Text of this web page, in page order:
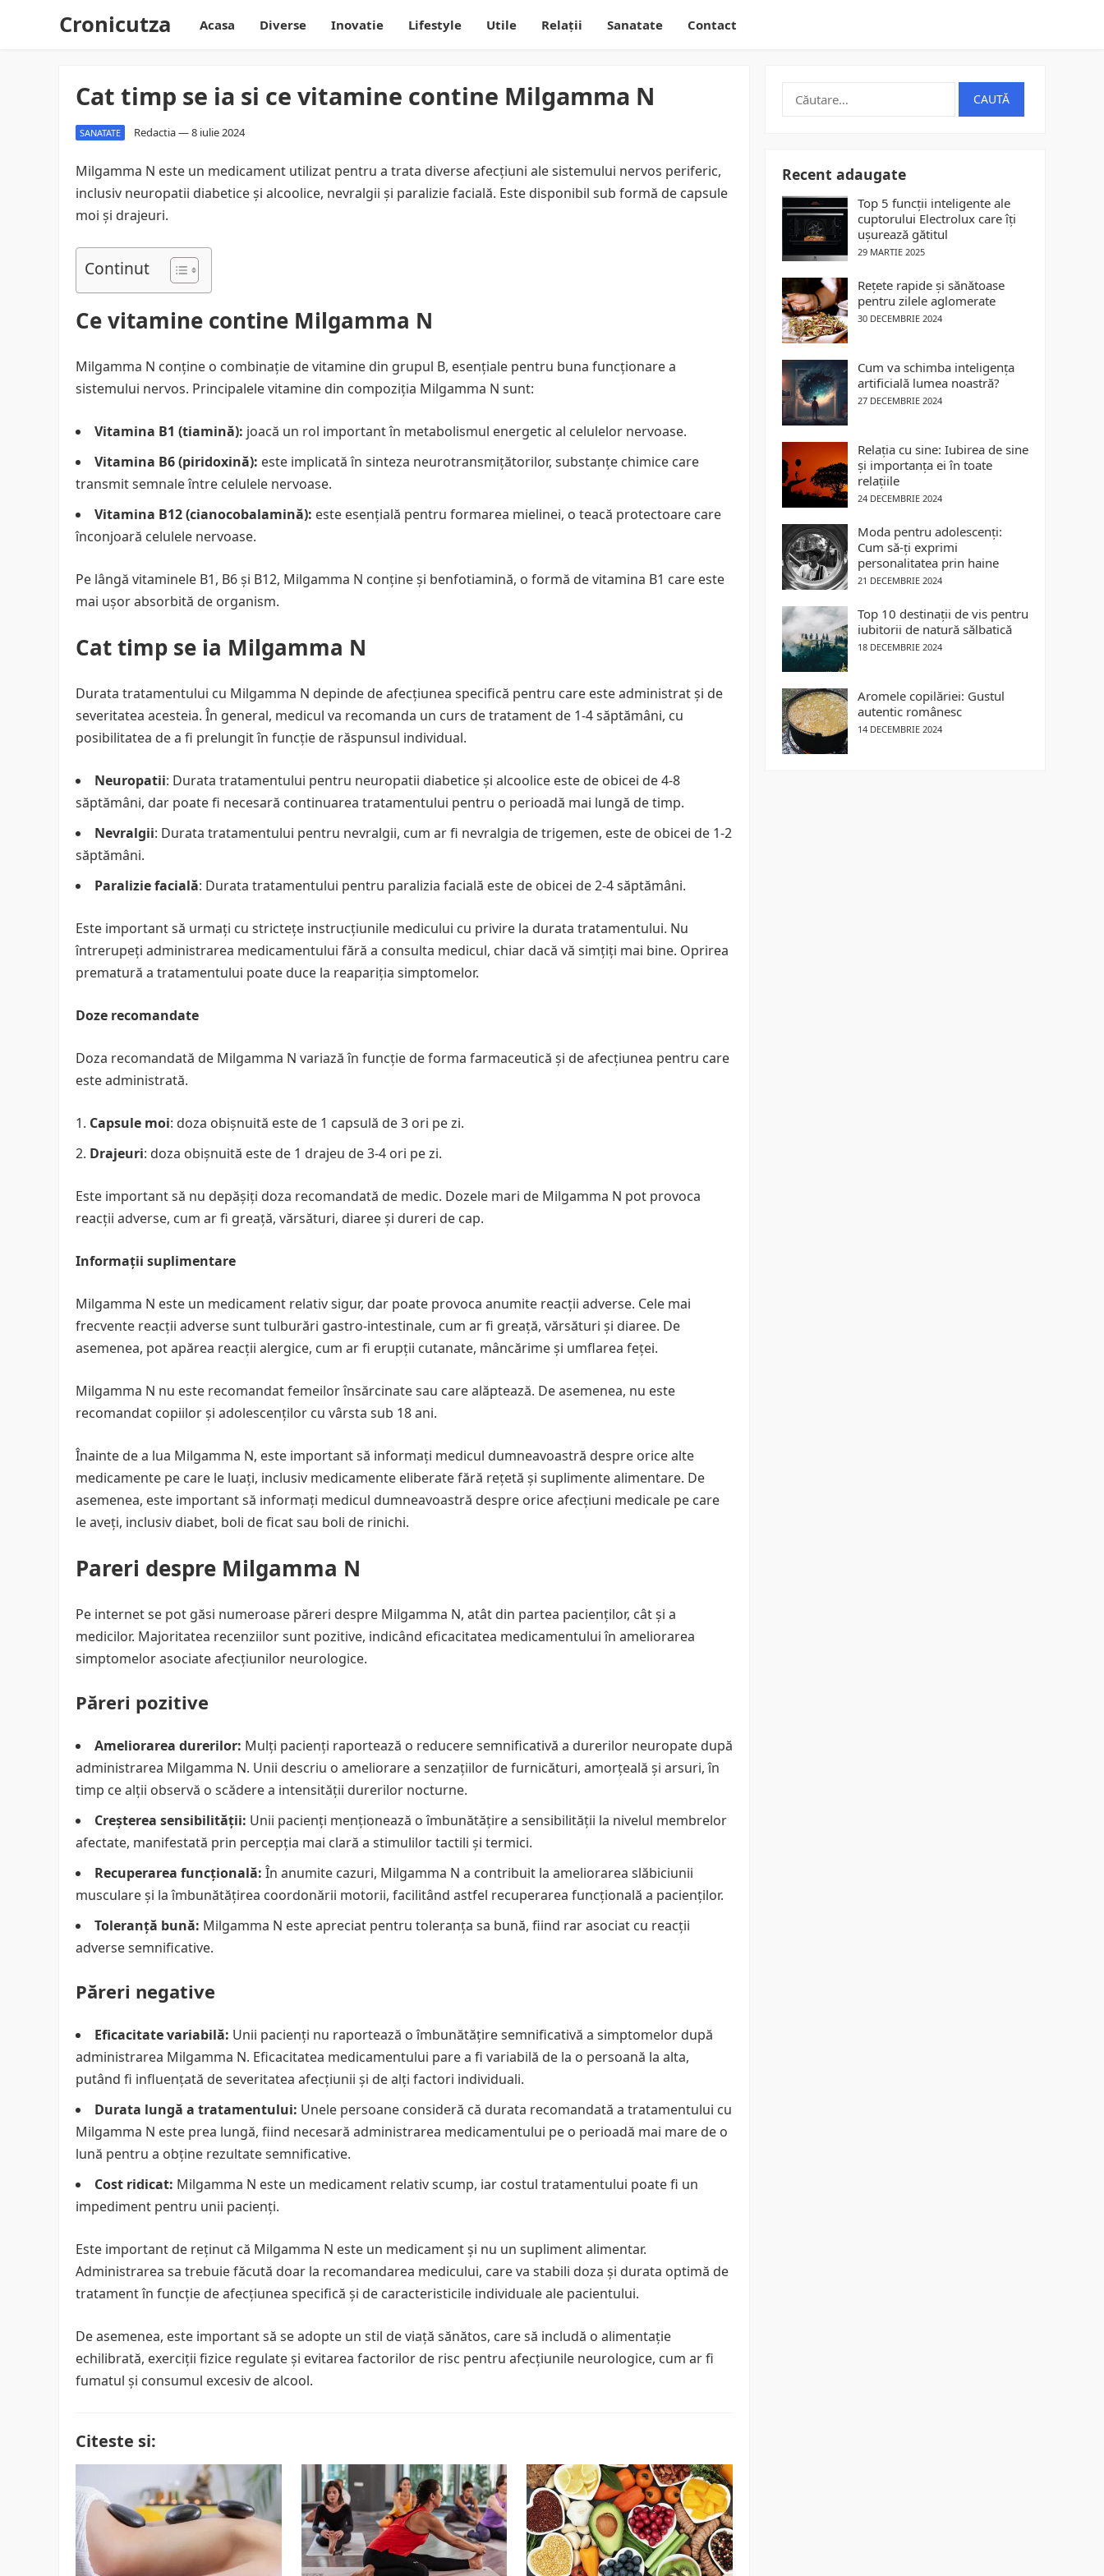
Cronicutza Acasa Diverse Inovatie Lifestyle Utile Relații Sanatate Contact
Cat timp se ia si ce vitamine contine Milgamma N
SANATATE Redactia—8 iulie 2024
Milgamma N este un medicament utilizat pentru a trata diverse afecțiuni ale sistemului nervos periferic,
inclusiv neuropatii diabetice și alcoolice, nevralgii și paralizie facială. Este disponibil sub formă de capsule
moi și drajeuri.
Continut
Ce vitamine contine Milgamma N
Milgamma N conține o combinație de vitamine din grupul B, esențiale pentru buna funcționare a
sistemului nervos. Principalele vitamine din compoziția Milgamma N sunt:
Vitamina B1 (tiamină): joacă un rol important în metabolismul energetic al celulelor nervoase.
Vitamina B6 (piridoxină): este implicată în sinteza neurotransmițătorilor, substanțe chimice care
transmit semnale între celulele nervoase.
Vitamina B12 (cianocobalamină): este esențială pentru formarea mielinei, o teacă protectoare care
înconjoară celulele nervoase.
Pe lângă vitaminele B1, B6 și B12, Milgamma N conține și benfotiamină, o formă de vitamina B1 care este
mai ușor absorbită de organism.
Cat timp se ia Milgamma N
Durata tratamentului cu Milgamma N depinde de afecțiunea specifică pentru care este administrat și de
severitatea acesteia. În general, medicul va recomanda un curs de tratament de 1-4 săptămâni, cu
posibilitatea de a fi prelungit în funcție de răspunsul individual.
Neuropatii: Durata tratamentului pentru neuropatii diabetice și alcoolice este de obicei de 4-8
săptămâni, dar poate fi necesară continuarea tratamentului pentru o perioadă mai lungă de timp.
Nevralgii: Durata tratamentului pentru nevralgii, cum ar fi nevralgia de trigemen, este de obicei de 1-2
săptămâni.
Paralizie facială: Durata tratamentului pentru paralizia facială este de obicei de 2-4 săptămâni.
Este important să urmați cu strictețe instrucțiunile medicului cu privire la durata tratamentului. Nu
întrerupeți administrarea medicamentului fără a consulta medicul, chiar dacă vă simțiți mai bine. Oprirea
prematură a tratamentului poate duce la reapariția simptomelor.
Doze recomandate
Doza recomandată de Milgamma N variază în funcție de forma farmaceutică și de afecțiunea pentru care
este administrată.
Capsule moi: doza obișnuită este de 1 capsulă de 3 ori pe zi.
Drajeuri: doza obișnuită este de 1 drajeu de 3-4 ori pe zi.
Este important să nu depășiți doza recomandată de medic. Dozele mari de Milgamma N pot provoca
reacții adverse, cum ar fi greață, vărsături, diaree și dureri de cap.
Informații suplimentare
Milgamma N este un medicament relativ sigur, dar poate provoca anumite reacții adverse. Cele mai
frecvente reacții adverse sunt tulburări gastro-intestinale, cum ar fi greață, vărsături și diaree. De
asemenea, pot apărea reacții alergice, cum ar fi erupții cutanate, mâncărime și umflarea feței.
Milgamma N nu este recomandat femeilor însărcinate sau care alăptează. De asemenea, nu este
recomandat copiilor și adolescenților cu vârsta sub 18 ani.
Înainte de a lua Milgamma N, este important să informați medicul dumneavoastră despre orice alte
medicamente pe care le luați, inclusiv medicamente eliberate fără rețetă și suplimente alimentare. De
asemenea, este important să informați medicul dumneavoastră despre orice afecțiuni medicale pe care
le aveți, inclusiv diabet, boli de ficat sau boli de rinichi.
Pareri despre Milgamma N
Pe internet se pot găsi numeroase păreri despre Milgamma N, atât din partea pacienților, cât și a
medicilor. Majoritatea recenziilor sunt pozitive, indicând eficacitatea medicamentului în ameliorarea
simptomelor asociate afecțiunilor neurologice.
Păreri pozitive
Ameliorarea durerilor: Mulți pacienți raportează o reducere semnificativă a durerilor neuropate după
administrarea Milgamma N. Unii descriu o ameliorare a senzațiilor de furnicături, amorțeală și arsuri, în
timp ce alții observă o scădere a intensității durerilor nocturne.
Creșterea sensibilității: Unii pacienți menționează o îmbunătățire a sensibilității la nivelul membrelor
afectate, manifestată prin percepția mai clară a stimulilor tactili și termici.
Recuperarea funcțională: În anumite cazuri, Milgamma N a contribuit la ameliorarea slăbiciunii
musculare și la îmbunătățirea coordonării motorii, facilitând astfel recuperarea funcțională a pacienților.
Toleranță bună: Milgamma N este apreciat pentru toleranța sa bună, fiind rar asociat cu reacții
adverse semnificative.
Păreri negative
Eficacitate variabilă: Unii pacienți nu raportează o îmbunătățire semnificativă a simptomelor după
administrarea Milgamma N. Eficacitatea medicamentului pare a fi variabilă de la o persoană la alta,
putând fi influențată de severitatea afecțiunii și de alți factori individuali.
Durata lungă a tratamentului: Unele persoane consideră că durata recomandată a tratamentului cu
Milgamma N este prea lungă, fiind necesară administrarea medicamentului pe o perioadă mai mare de o
lună pentru a obține rezultate semnificative.
Cost ridicat: Milgamma N este un medicament relativ scump, iar costul tratamentului poate fi un
impediment pentru unii pacienți.
Este important de reținut că Milgamma N este un medicament și nu un supliment alimentar.
Administrarea sa trebuie făcută doar la recomandarea medicului, care va stabili doza și durata optimă de
tratament în funcție de afecțiunea specifică și de caracteristicile individuale ale pacientului.
De asemenea, este important să se adopte un stil de viață sănătos, care să includă o alimentație
echilibrată, exerciții fizice regulate și evitarea factorilor de risc pentru afecțiunile neurologice, cum ar fi
fumatul și consumul excesiv de alcool.
Citeste si:
Caută
Recent adaugate
Top 5 funcții inteligente ale
cuptorului Electrolux care îți
ușurează gătitul
29 MARTIE 2025
Rețete rapide și sănătoase
pentru zilele aglomerate
30 DECEMBRIE 2024
Cum va schimba inteligența
artificială lumea noastră?
27 DECEMBRIE 2024
Relația cu sine: Iubirea de sine
și importanța ei în toate
relațiile
24 DECEMBRIE 2024
Moda pentru adolescenți:
Cum să-ți exprimi
personalitatea prin haine
21 DECEMBRIE 2024
Top 10 destinații de vis pentru
iubitorii de natură sălbatică
18 DECEMBRIE 2024
Aromele copilăriei: Gustul
autentic românesc
14 DECEMBRIE 2024